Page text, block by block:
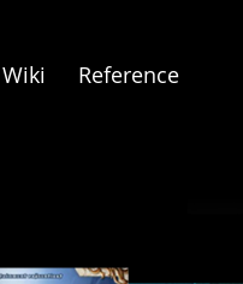
Wiki Reference